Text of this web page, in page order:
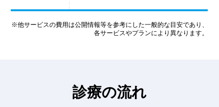
※他サービスの費用は公開情報等を参考にした一般的な目安であり、
各サービスやプランにより異なります。
診療の流れ